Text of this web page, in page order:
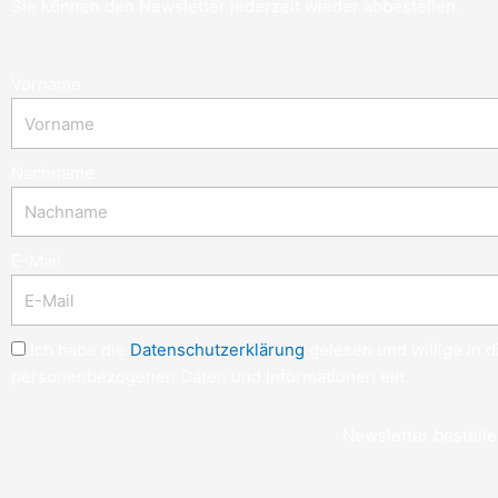
Datenschutzerklärung